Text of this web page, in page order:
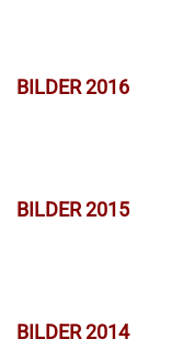
BILDER 2016
BILDER 2015
BILDER 2014